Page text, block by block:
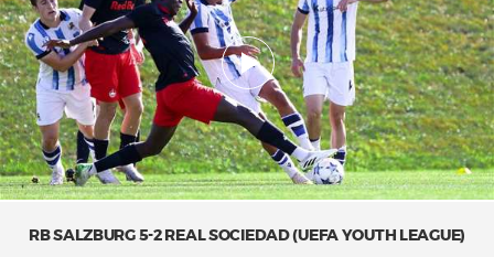
RB SALZBURG 5-2 REAL SOCIEDAD (UEFA YOUTH LEAGUE)